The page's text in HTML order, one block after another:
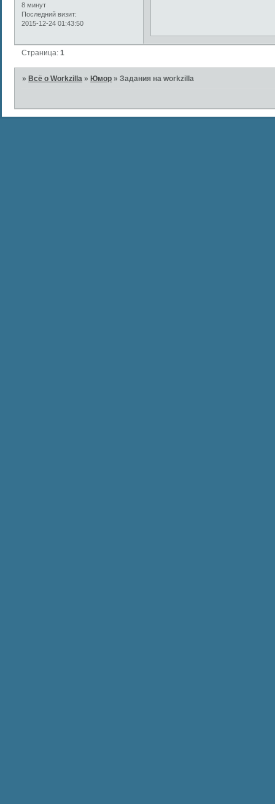
8 минут
Последний визит:
2015-12-24 01:43:50
Страница:1
» Всё о Workzilla » Юмор »Задания на workzilla